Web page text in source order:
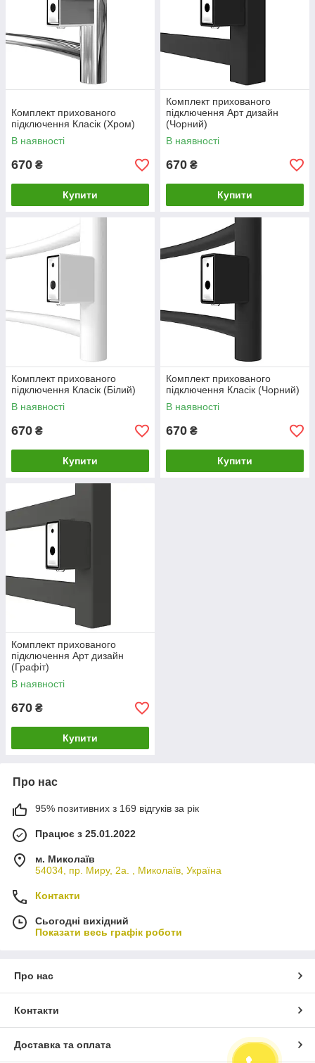
Комплект прихованого
підключення Класік (Хром)
В наявності
670 ₴
Купити
Комплект прихованого
підключення Арт дизайн
(Чорний)
В наявності
670 ₴
Купити
Комплект прихованого
підключення Класік (Білий)
В наявності
670 ₴
Купити
Комплект прихованого
підключення Класік (Чорний)
В наявності
670 ₴
Купити
Комплект прихованого
підключення Арт дизайн
(Графіт)
В наявності
670 ₴
Купити
Про нас
95% позитивних з 169 відгуків за рік
Працює з 25.01.2022
м. Миколаїв
54034, пр. Миру, 2а. , Миколаїв, Україна
Контакти
Сьогодні вихідний
Показати весь графік роботи
Про нас
Контакти
Доставка та оплата